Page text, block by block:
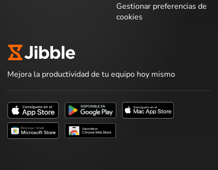
Gestionar preferencias de
cookies
Mejora la productividad de tu equipo hoy mismo